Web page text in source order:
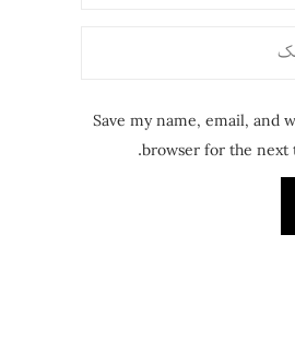
Save my name, email, and
browser for the next